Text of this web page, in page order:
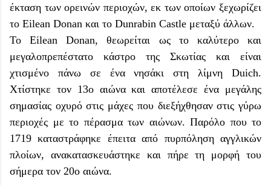
έκταση των ορεινών περιοχών, εκ των οποίων ξεχωρίζει
το Eilean Donan και το Dunrabin Castle μεταξύ άλλων.
Το Eilean Donan, θεωρείται ως το καλύτερο και
μεγαλοπρεπέστατο κάστρο της Σκωτίας και είναι
χτισμένο πάνω σε ένα νησάκι στη λίμνη Duich.
Χτίστηκε τον 13ο αιώνα και αποτέλεσε ένα μεγάλης
σημασίας οχυρό στις μάχες που διεξήχθησαν στις γύρω
περιοχές με το πέρασμα των αιώνων. Παρόλο που το
1719 καταστράφηκε έπειτα από πυρπόληση αγγλικών
πλοίων, ανακατασκευάστηκε και πήρε τη μορφή του
σήμερα τον 20ο αιώνα.